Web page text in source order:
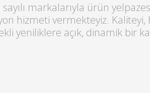
markalarıyla ürün
hizmeti vermekteyiz.
yeniliklere açık, dinamik bir